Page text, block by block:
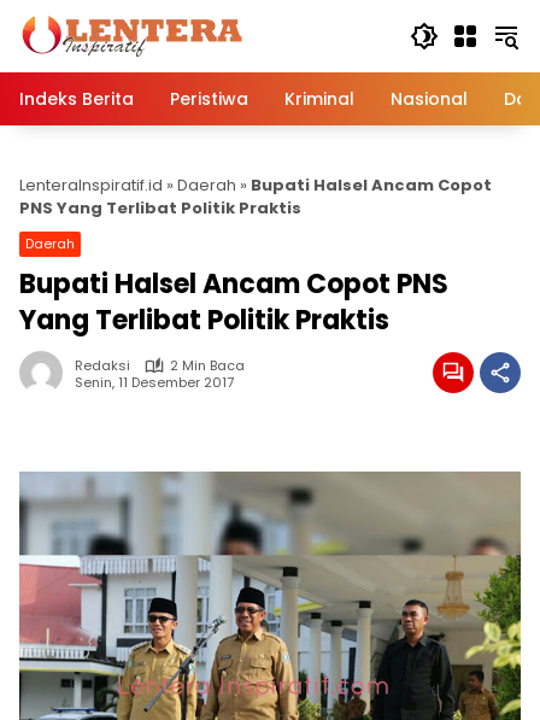
Langsung
konten
Indeks Berita
Peristiwa Kriminal Nasional
LenteraInspiratif.id » Daerah » Bupati Halsel Ancam Copot
PNS Yang Terlibat Politik Praktis
Daerah
Bupati Halsel Ancam Copot PNS
Yang Terlibat Politik Praktis
Redaksi
2 Min Baca
Senin, 11 Desember 2017